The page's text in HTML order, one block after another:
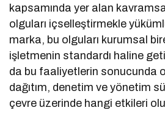
kapsamında yer alan
olguları içselleştirmekle
marka, bu olguları kurumsal
işletmenin standardı haline
da bu faaliyetlerin sonucunda
dağıtım, denetim ve yönetim
çevre üzerinde hangi etkileri